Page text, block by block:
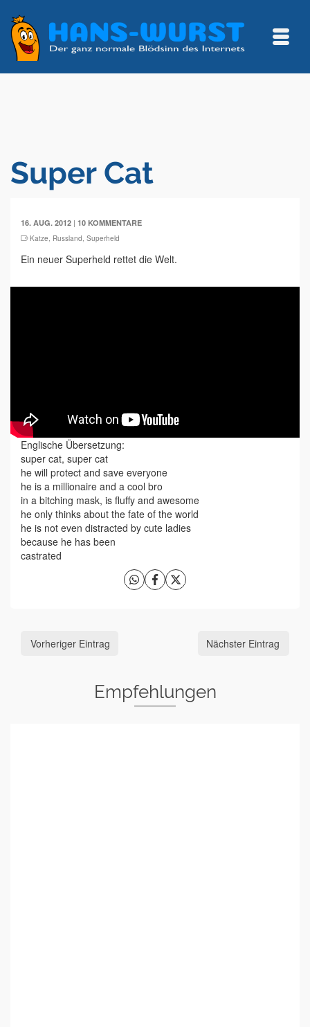
Super Cat
16. AUG. 2012 | 10 KOMMENTARE
Katze, Russland, Superheld
Ein neuer Superheld rettet die Welt.
Englische Übersetzung:
super cat, super cat
he will protect and save everyone
he is a millionaire and a cool bro
in a bitching mask, is fluffy and awesome
he only thinks about the fate of the world
he is not even distracted by cute ladies
because he has been
castrated
Vorheriger Eintrag Nächster Eintrag
Empfehlungen